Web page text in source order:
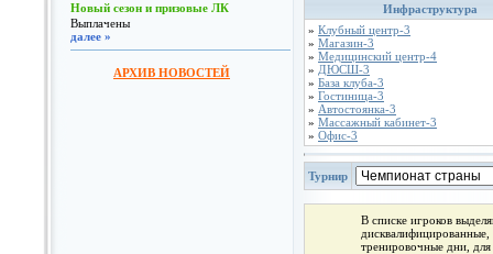
Новый сезон и призовые ЛК
Выплачены
далее »
АРХИВ НОВОСТЕЙ
Инфраструктура
» Клубный центр-3
» Магазин-3
» Медицинский центр-4
» ДЮСШ-3
» База клуба-3
» Гостиница-3
» Автостоянка-3
» Массажный кабинет-3
» Офис-3
Турнир
В списке игроков
тренировочные дни,